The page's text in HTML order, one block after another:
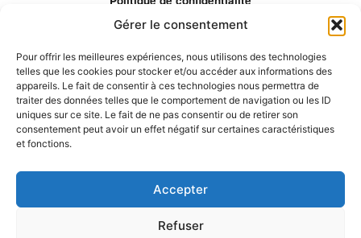
Gérer le consentement
Pour offrir les meilleures expériences, nous utilisons des technologies
telles que les cookies pour stocker et/ou accéder aux informations des
appareils. Le fait de consentir à ces technologies nous permettra de
traiter des données telles que le comportement de navigation ou les ID
uniques sur ce site. Le fait de ne pas consentir ou de retirer son
consentement peut avoir un effet négatif sur certaines caractéristiques
et fonctions.
Accepter
Refuser
Politique de remboursement
Comment ça marche?
Qui sommes-nous?
Obtenir les crédits
Les éditeurs